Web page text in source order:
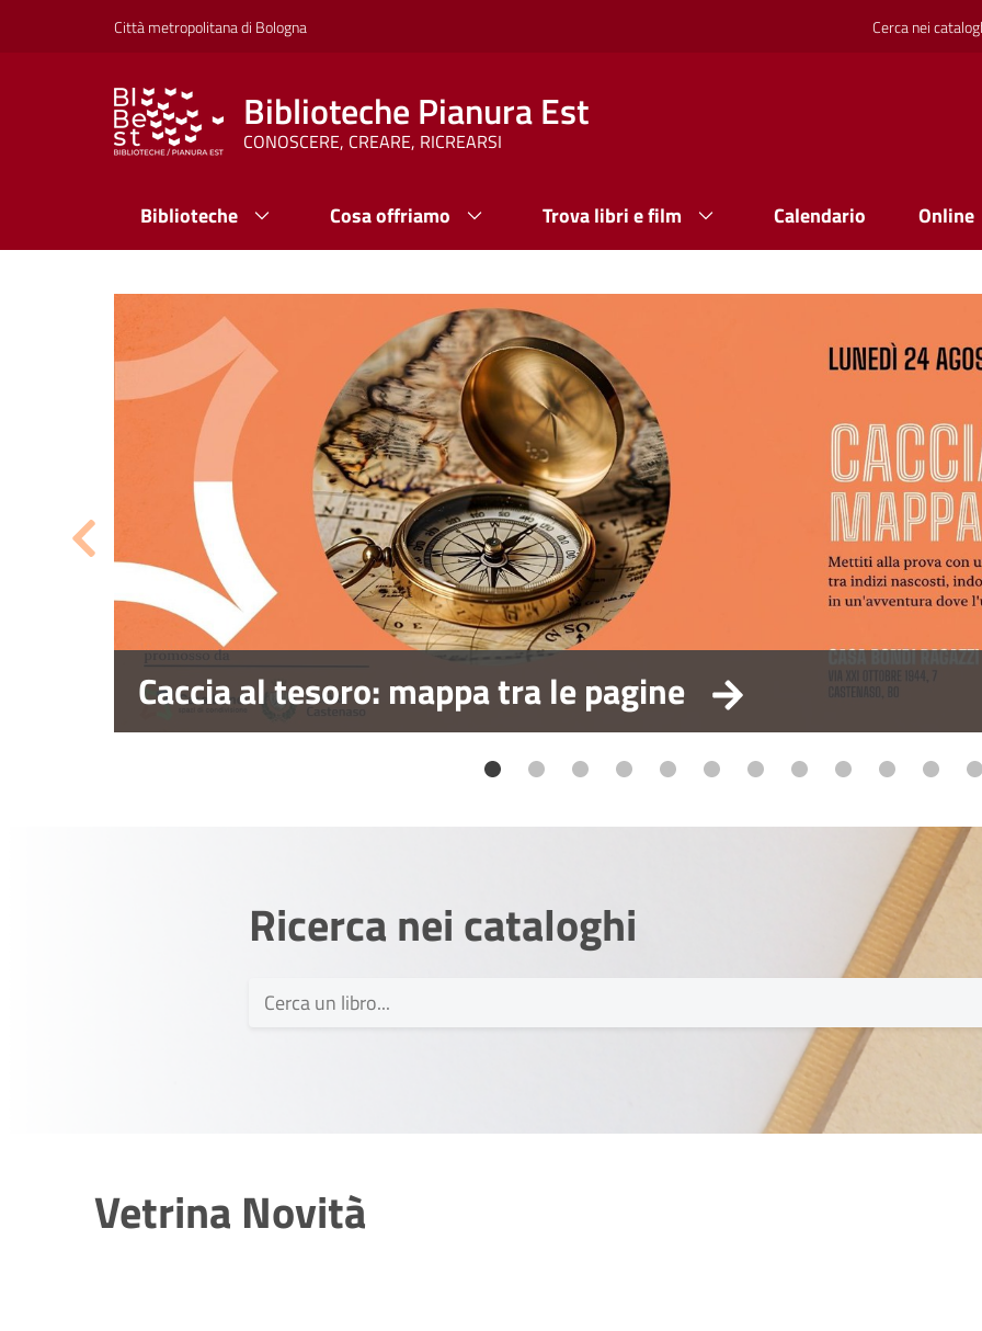
Vai al contenuto
Vai alla navigazioneCittà metropolitana di Bologna Cerca nei
Biblioteche Pianura Est
CONOSCERE, CREARE, RICREARSI
Biblioteche Cosa offriamo Trova libri e film Calendario Online
Caccia al tesoro: mappa tra le pagine
Ricerca nei cataloghi
Vetrina Novità